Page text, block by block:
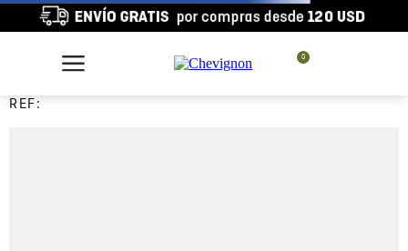
0
REF: